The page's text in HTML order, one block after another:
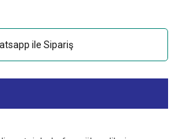
ile Sipariş